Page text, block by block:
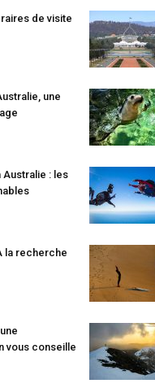
de visite
une
Australie : les
la recherche
vous conseille